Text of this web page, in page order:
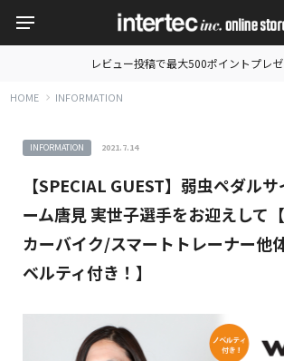
レビュー投稿で最大500ポイントプレゼ
HOME INFORMATION
INFORMATION 2021.7.14
【SPECIAL GUEST】弱虫ペダル
ーム唐見 実世子選手をお迎えして
カーバイク/スマートトレーナー他
ベルティ付き！】